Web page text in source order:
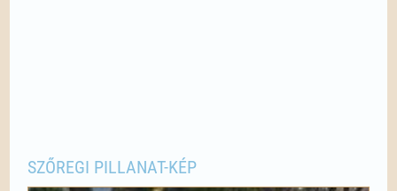
SZŐREGI PILLANAT-KÉP